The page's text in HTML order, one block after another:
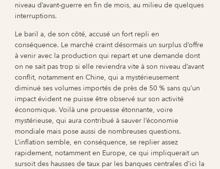
niveau d’avant-guerre en fin de mois, au milieu de quelques
interruptions.
Le baril a, de son côté, accusé un fort repli en
conséquence. Le marché craint désormais un surplus d’offre
à venir avec la production qui repart et une demande dont
on ne sait pas trop si elle reviendra vite à son niveau d’avant
conflit, notamment en Chine, qui a mystérieusement
diminué ses volumes importés de près de 50 % sans qu’un
impact évident ne puisse être observé sur son activité
économique. Voilà une prouesse étonnante, voire
mystérieuse, qui aura contribué à sauver l’économie
mondiale mais pose aussi de nombreuses questions.
L’inflation semble, en conséquence, se replier assez
rapidement, notamment en Europe, ce qui impliquerait un
sursoit des hausses de taux par les banques centrales d’ici la